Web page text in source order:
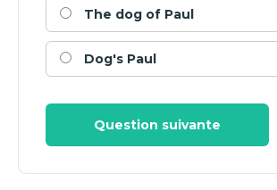
The dog of Paul
Dog's Paul
Question suivante